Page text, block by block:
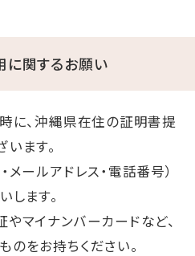
に関するお願い
に、沖縄県在住の証明書提
ます。
メールアドレス・電話番号）
ます。
マイナンバーカードなど、
をお持ちください。